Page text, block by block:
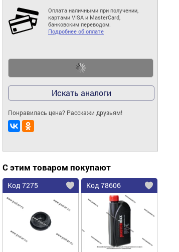
Оплата наличными при получении,
картами VISA и MasterCard,
банковским переводом.
Подробнее об оплате
Искать аналоги
Понравилась цена? Расскажи друзьям!
С этим товаром покупают
Код 7275 Код 78606